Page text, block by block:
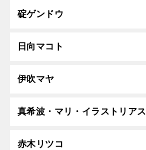
碇ゲンドウ
日向マコト
伊吹マヤ
真希波・マリ・イラストリアス
赤木リツコ